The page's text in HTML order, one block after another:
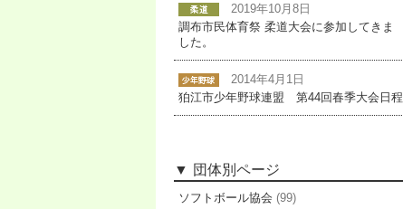
2019年10月8日
調布市民体育祭 柔道大会に参加してきま
した。
2014年4月1日
狛江市少年野球連盟 第44回春季大会日程
団体別ページ
ソフトボール協会 (99)